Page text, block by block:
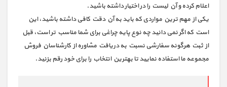
اعلام کرده و آن لیست را در اختیار داشته باشید.
یکی از مهم ترین مواردی که باید به آن دقت کافی داشته باشید، این
است که اگر نمی دانید چه نوع پایه چراغی برای شما مناسب تر است، قبل
از ثبت هرگونه سفارشی نسبت به دریافت مشاوره از کارشناسان فروش
مجموعه ما استفاده نمایید تا بهترین انتخاب را برای خود رقم بزنید.